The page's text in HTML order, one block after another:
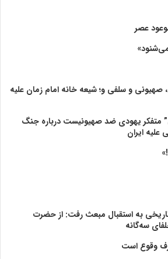
عصر
می‌شنود»
صهیونی و سلفی و؛ شیعه خانه امام زمان علیه
متفکر یهودی ضد صهیونیست درباره جنگ
ایران
به استقبال مبعث رفت: از حضرت
سه‌گانه
وقوع است